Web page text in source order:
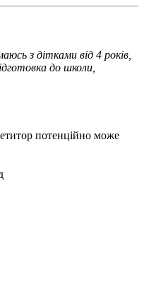
з дітками від 4 років,
до школи,
потенційно може